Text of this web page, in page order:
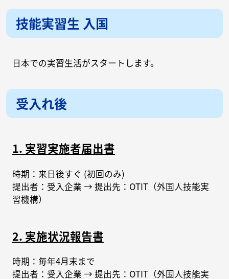
技能実習生 入国
日本での実習生活がスタートします。
受入れ後
1. 実習実施者届出書
時期：来日後すぐ (初回のみ)
提出者：受入企業 → 提出先：OTIT（外国人技能実
習機構）
2. 実施状況報告書
時期：毎年4月末まで
提出者：受入企業 → 提出先：OTIT（外国人技能実